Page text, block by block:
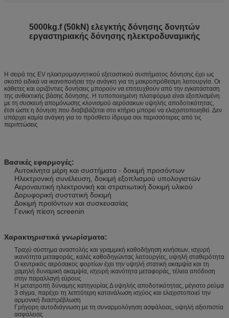
5000kg.f (50kN) ελεγκτής δόνησης δονητών
εργαστηριακής δόνησης ηλεκτροδυναμικής
Η σειρά της EV ηλεκτρομαγνητικού εξεταστικού συστήματος δόνησης έχει ως
σκοπό ειδικά να ικανοποιήσει την ανάγκη για τη μακροπρόθεσμη λειτουργία. Οι
κάθετες και οριζόντιες δονήσεις μπορούν να επιτευχθούν από την εγκατάσταση
της ανθεκτικής βάσης δόνησης. Η τυποποιημένη πλατφόρμα είναι εξοπλισμένη
με τη συσκευή απομόνωσης κλονισμού αερόσακων υψηλής αποδοτικότητας,
έτσι ώστε η δόνηση που διαβιβάζεται στο κτήριο μπορεί να ελαχιστοποιηθεί. Δεν
υπάρχει καμία ανάγκη για το πρόσθετο ίδρυμα σοι περισσότερες από τις
περιπτώσεις
Βασικές εφαρμογές:
Αυτοκίνητα μέρη και συστήματα - δοκιμή προσόντων
Ηλεκτρονική συνέλευση, δοκιμή εξοπλισμού υπολογιστών
Αεροναυτική ηλεκτρονική και στρατιωτική δοκιμή υλικού
Δορυφορική συστατική δοκιμή
Δοκιμή προϊόντων και συσκευασίας
Γενική πίεση screenin
Χαρακτηριστικά γνωρίσματα:
Τραχύ σύστημα αναστολής και γραμμική καθοδήγηση κινήσεων, ισχυρή
ικανότητα μεταφοράς, καλές καθοδηγώντας λειτουργίες, υψηλή σταθερότητα
Ο κεντρικός αερόσακος φορτίων έχει την υψηλή στατική ακαμψία και τη
χαμηλή δυναμική ακαμψία, ισχυρή ικανότητα μεταφοράς, τέλεια απόδοση
στην παραλλαγή εύρους
Η μετατροπή δύναμης κατηγορίας Δ υψηλής αποδοτικότητας, μέγιστο ρεύμα
3 σίγμα, παρέχει τη λεπτότερη κατανάλωση ισχύος και ελαχιστοποιεί την
αρμονική διαστρέβλωση
Γρήγορη αυτοδιάγνωση με τη συναρμολόγηση ασφάλειας, υψηλή αξιοπιστία
ασφάλειας